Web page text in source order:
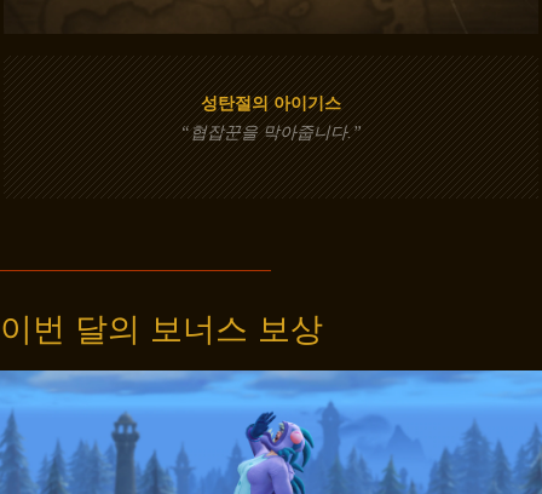
성탄절의 아이기스
“협잡꾼을 막아줍니다.”
이번 달의 보너스 보상